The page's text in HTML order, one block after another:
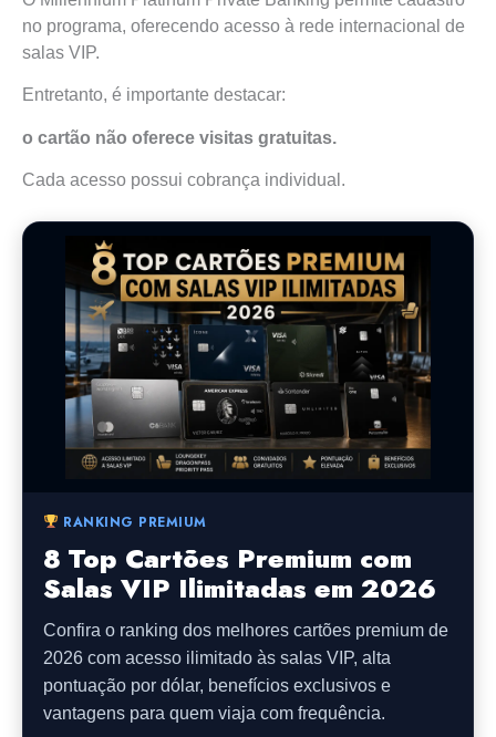
no programa, oferecendo acesso à rede internacional de
salas VIP.
Entretanto, é importante destacar:
o cartão não oferece visitas gratuitas.
Cada acesso possui cobrança individual.
RANKING PREMIUM
8 Top Cartões Premium com
Salas VIP Ilimitadas em 2026
Confira o ranking dos melhores cartões premium de
2026 com acesso ilimitado às salas VIP, alta
pontuação por dólar, benefícios exclusivos e
vantagens para quem viaja com frequência.